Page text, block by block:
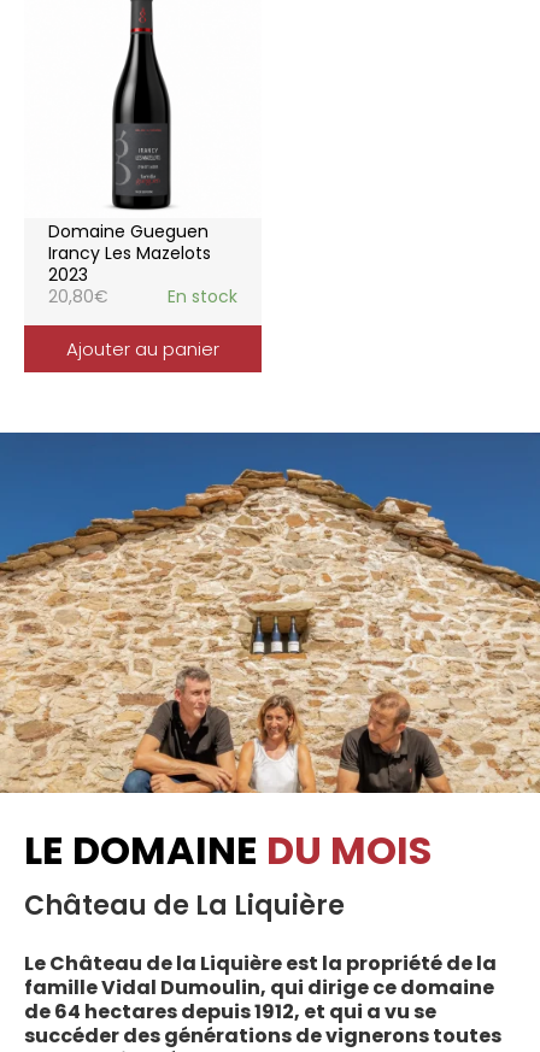
Domaine Gueguen
Irancy Les Mazelots
2023
20,80€ En stock
Ajouter au panier
LE DOMAINE DU MOIS
Château de La Liquière
Le Château de la Liquière est la propriété de la
famille Vidal Dumoulin, qui dirige ce domaine
de 64 hectares depuis 1912, et qui a vu se
succéder des générations de vignerons toutes